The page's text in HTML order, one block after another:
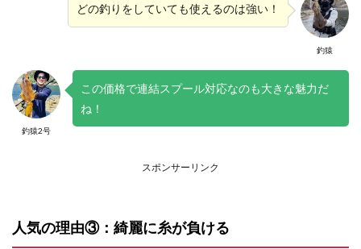
釣猿
どの釣りをしていても使えるのは強い！
釣猿2号
この価格で連結スプール対応なのも大きな魅力だ
ね！
スポンサーリンク
人気の理由③：綺麗に糸が負ける